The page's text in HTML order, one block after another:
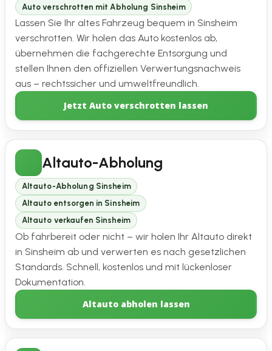
Auto verschrotten mit Abholung Sinsheim
Lassen Sie Ihr altes Fahrzeug bequem in Sinsheim
verschrotten. Wir holen das Auto kostenlos ab,
übernehmen die fachgerechte Entsorgung und
stellen Ihnen den offiziellen Verwertungsnachweis
aus – rechtssicher und umweltfreundlich.
Jetzt Auto verschrotten lassen
Altauto-Abholung
Altauto-Abholung Sinsheim
Altauto entsorgen in Sinsheim
Altauto verkaufen Sinsheim
Ob fahrbereit oder nicht – wir holen Ihr Altauto direkt
in Sinsheim ab und verwerten es nach gesetzlichen
Standards. Schnell, kostenlos und mit lückenloser
Dokumentation.
Altauto abholen lassen